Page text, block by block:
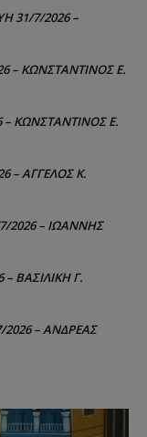
31/7/2026 –
– ΚΩΝΣΤΑΝΤΙΝΟΣ Ε.
– ΚΩΝΣΤΑΝΤΙΝΟΣ Ε.
– ΑΓΓΕΛΟΣ Κ.
2026 – ΙΩΑΝΝΗΣ
– ΒΑΣΙΛΙΚΗ Γ.
– ΑΝΔΡΕΑΣ